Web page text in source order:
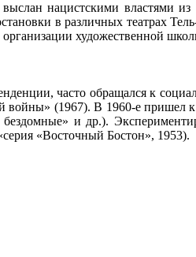
нацистскими властями
в различных театрах
художественной
часто обращался к
(1967). В 1960-е пришел
и др.).
«Восточный Бостон», 1953).